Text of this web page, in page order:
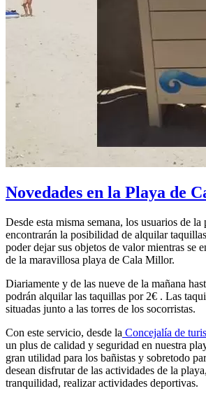
Novedades en la Playa de
Desde esta misma semana, los usuarios de
encontrarán la posibilidad de alquilar
poder dejar sus objetos de valor mientras se
de la maravillosa playa de Cala Millor.
Diariamente y de las nueve de la mañana
podrán alquilar las taquillas por 2€ . Las
situadas junto a las torres de los socorristas.
Con este servicio, desde la Concejalía de
un plus de calidad y seguridad en nuestra
gran utilidad para los bañistas y sobretodo
desean disfrutar de las actividades de la
tranquilidad, realizar actividades deportivas.